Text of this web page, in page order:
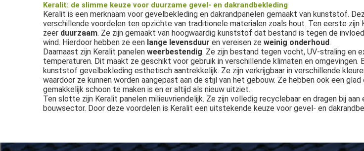
Keralit: de slimme keuze voor duurzame gevel- en dakrandbekleding
Keralit is een merknaam voor gevelbekleding en dakrandpanelen gemaakt van kunststof.
verschillende voordelen ten opzichte van traditionele materialen zoals hout. Ten eerste zijn
zeer duurzaam. Ze zijn gemaakt van hoogwaardig kunststof dat bestand is tegen de
wind. Hierdoor hebben ze een lange levensduur en vereisen ze weinig onderhoud.
Daarnaast zijn Keralit panelen weerbestendig. Ze zijn bestand tegen vocht, UV-straling en
temperaturen. Dit maakt ze geschikt voor gebruik in verschillende klimaten en omgevingen.
kunststof gevelbekleding esthetisch aantrekkelijk. Ze zijn verkrijgbaar in verschillende
waardoor ze kunnen worden aangepast aan de stijl van het gebouw. Ze hebben ook een
gemakkelijk schoon te maken is en er altijd als nieuw uitziet.
Ten slotte zijn Keralit panelen milieuvriendelijk. Ze zijn volledig recyclebaar en dragen bij aan
bouwsector. Door deze voordelen is Keralit een uitstekende keuze voor gevel- en